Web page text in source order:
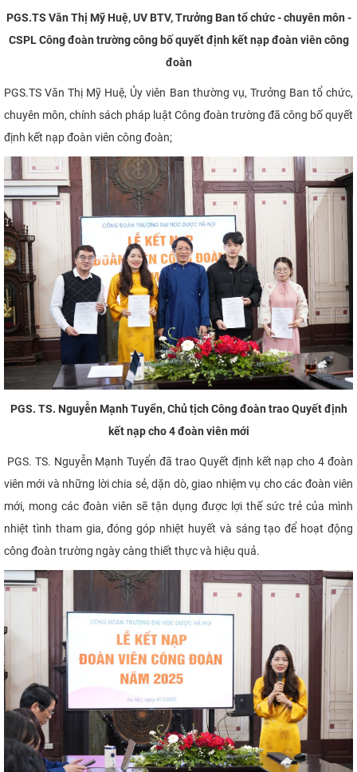
PGS.TS Văn Thị Mỹ Huệ, UV BTV, Trưởng Ban tổ chức - chuyên môn -
CSPL Công đoàn trường công bố quyết định kết nạp đoàn viên công
đoàn
PGS.TS Văn Thị Mỹ Huệ, Ủy viên Ban thường vụ, Trưởng Ban tổ chức,
chuyên môn, chính sách pháp luật Công đoàn trường đã công bố quyết
định kết nạp đoàn viên công đoàn;
PGS. TS. Nguyễn Mạnh Tuyển, Chủ tịch Công đoàn trao Quyết định
kết nạp cho 4 đoàn viên mới
PGS. TS. Nguyễn Mạnh Tuyển đã trao Quyết định kết nạp cho 4 đoàn
viên mới và những lời chia sẻ, dặn dò, giao nhiệm vụ cho các đoàn viên
mới, mong các đoàn viên sẽ tận dụng được lợi thế sức trẻ của mình
nhiệt tình tham gia, đóng góp nhiệt huyết và sáng tạo để hoạt động
công đoàn trường ngày càng thiết thực và hiệu quả.